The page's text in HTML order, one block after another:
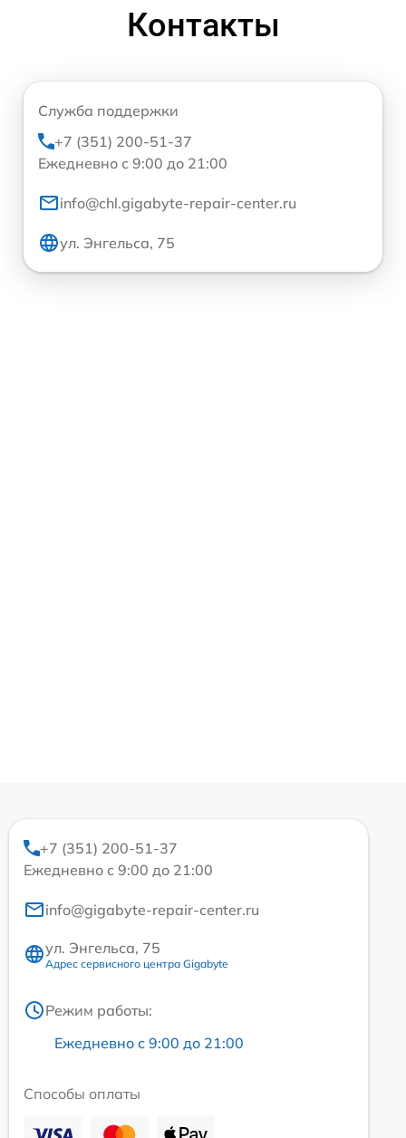
Контакты
Служба поддержки
+7 (351) 200-51-37
Ежедневно с 9:00 до 21:00
info@chl.gigabyte-repair-center.ru
ул. Энгельса, 75
+7 (351) 200-51-37
Ежедневно с 9:00 до 21:00
info@gigabyte-repair-center.ru
ул. Энгельса, 75
Адрес сервисного центра Gigabyte
Режим работы:
Ежедневно с 9:00 до 21:00
Способы оплаты